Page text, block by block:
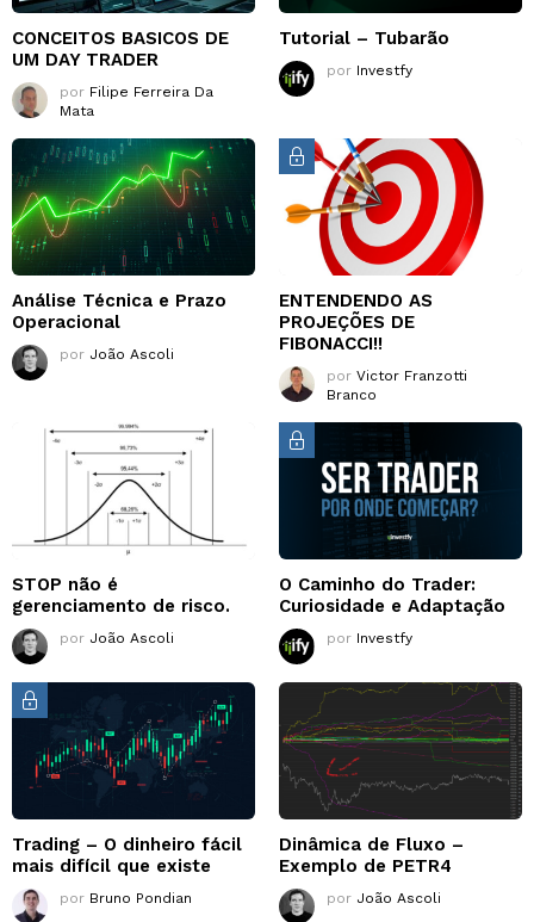
CONCEITOS BASICOS DE
UM DAY TRADER
por Filipe Ferreira Da
Mata
Tutorial – Tubarão
por Investfy
Análise Técnica e Prazo
Operacional
por João Ascoli
ENTENDENDO AS
PROJEÇÕES DE
FIBONACCI!!
por Victor Franzotti
Branco
STOP não é
gerenciamento de risco.
por João Ascoli
O Caminho do Trader:
Curiosidade e Adaptação
por Investfy
Trading – O dinheiro fácil
mais difícil que existe
por Bruno Pondian
Dinâmica de Fluxo –
Exemplo de PETR4
por João Ascoli